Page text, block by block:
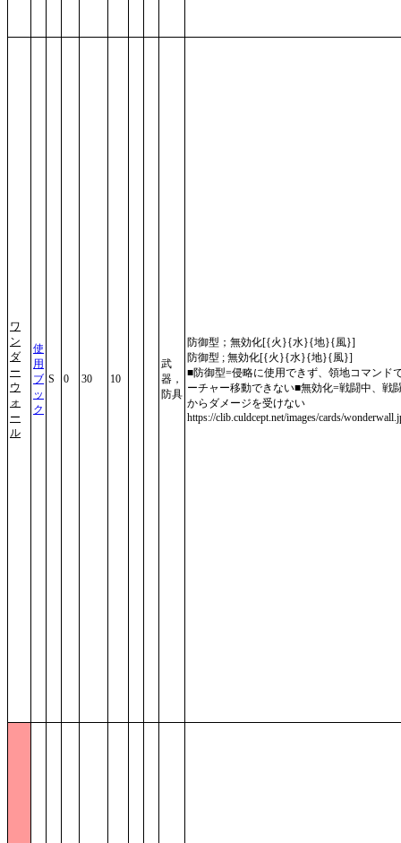
ワ
ン
ダ
ー
ウ
ォ
ー
ル
使
用
ブ
ッ
ク
S 0 30 10
武
器，
防具
防御型；無効化[{火}{水}{地}{風}]
防御型 ; 無効化[{火}{水}{地}{風}]
■防御型=侵略に使用できず、領地コマンド
ーチャー移動できない■無効化=戦闘中、戦
からダメージを受けない
https://clib.culdcept.net/images/cards/